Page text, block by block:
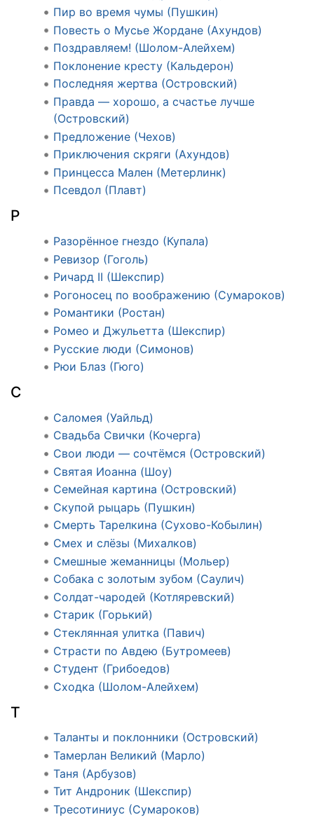
Пир во время чумы (Пушкин)
Повесть о Мусье Жордане (Ахундов)
Поздравляем! (Шолом-Алейхем)
Поклонение кресту (Кальдерон)
Последняя жертва (Островский)
Правда — хорошо, а счастье лучше
(Островский)
Предложение (Чехов)
Приключения скряги (Ахундов)
Принцесса Мален (Метерлинк)
Псевдол (Плавт)
Р
Разорённое гнездо (Купала)
Ревизор (Гоголь)
Ричард II (Шекспир)
Рогоносец по воображению (Сумароков)
Романтики (Ростан)
Ромео и Джульетта (Шекспир)
Русские люди (Симонов)
Рюи Блаз (Гюго)
С
Саломея (Уайльд)
Свадьба Свички (Кочерга)
Свои люди — сочтёмся (Островский)
Святая Иоанна (Шоу)
Семейная картина (Островский)
Скупой рыцарь (Пушкин)
Смерть Тарелкина (Сухово-Кобылин)
Смех и слёзы (Михалков)
Смешные жеманницы (Мольер)
Собака с золотым зубом (Саулич)
Солдат-чародей (Котляревский)
Старик (Горький)
Стеклянная улитка (Павич)
Страсти по Авдею (Бутромеев)
Студент (Грибоедов)
Сходка (Шолом-Алейхем)
Т
Таланты и поклонники (Островский)
Тамерлан Великий (Марло)
Таня (Арбузов)
Тит Андроник (Шекспир)
Тресотиниус (Сумароков)